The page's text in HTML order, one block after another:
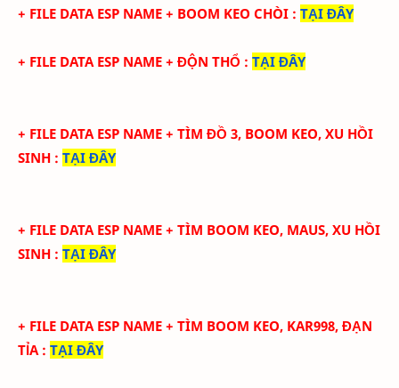
+ FILE DATA ESP NAME + BOOM KEO CHÒI : TẠI ĐÂY
+ FILE DATA ESP NAME + ĐỘN THỔ : TẠI ĐÂY
+ FILE DATA ESP NAME + TÌM ĐỒ 3, BOOM KEO, XU HỒI
SINH : TẠI ĐÂY
+ FILE DATA ESP NAME + TÌM BOOM KEO, MAUS, XU HỒI
SINH : TẠI ĐÂY
+ FILE DATA ESP NAME + TÌM BOOM KEO, KAR998, ĐẠN
TỈA : TẠI ĐÂY